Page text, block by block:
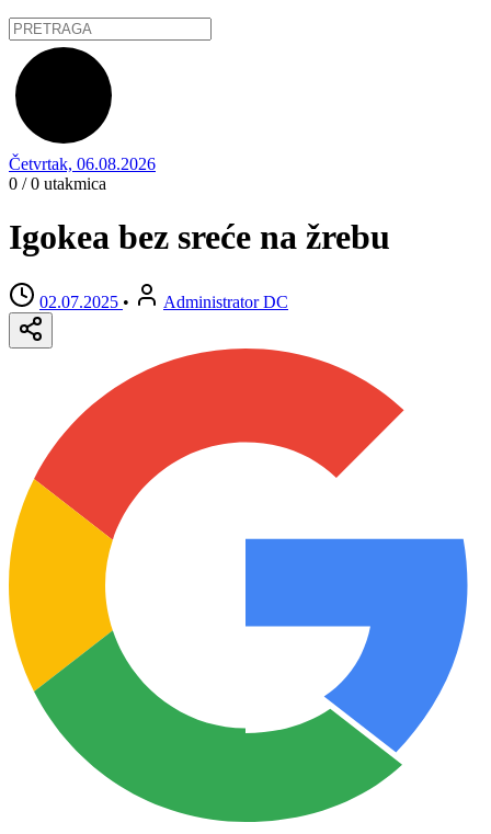
Četvrtak, 06.08.2026
0 / 0 utakmica
Igokea bez sreće na žrebu
02.07.2025 • Administrator DC